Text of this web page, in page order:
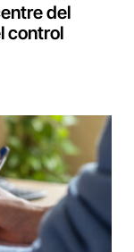
del
control